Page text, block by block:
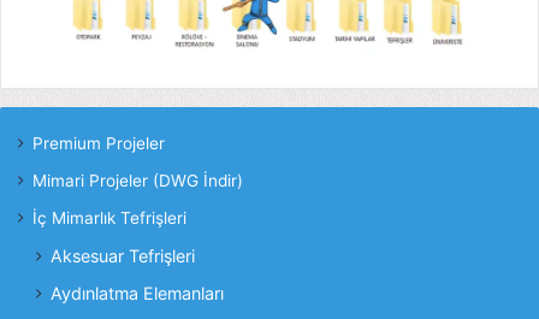
Premium Projeler
Mimari Projeler (DWG İndir)
İç Mimarlık Tefrişleri
Aksesuar Tefrişleri
Aydınlatma Elemanları